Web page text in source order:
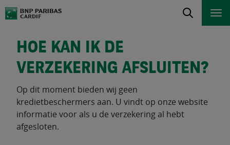
HOE KAN IK DE
VERZEKERING AFSLUITEN?
Op dit moment bieden wij geen
kredietbeschermers aan. U vindt op onze website
informatie voor als u de verzekering al hebt
afgesloten.